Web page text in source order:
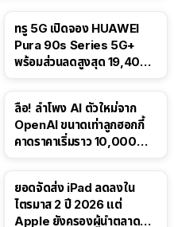
ทรู 5G เปิดจอง HUAWEI
Pura 90s Series 5G+
พร้อมส่วนลดสูงสุด 19,400
ลือ! ลำโพง AI ตัวใหม่จาก
OpenAI ขนาดเท่าลูกฮอกกี้
คาดราคาเริ่มราว 10,000
ยอดจัดส่ง iPad ลดลงใน
ไตรมาส 2 ปี 2026 แต่
Apple ยังครองผู้นำตลาด